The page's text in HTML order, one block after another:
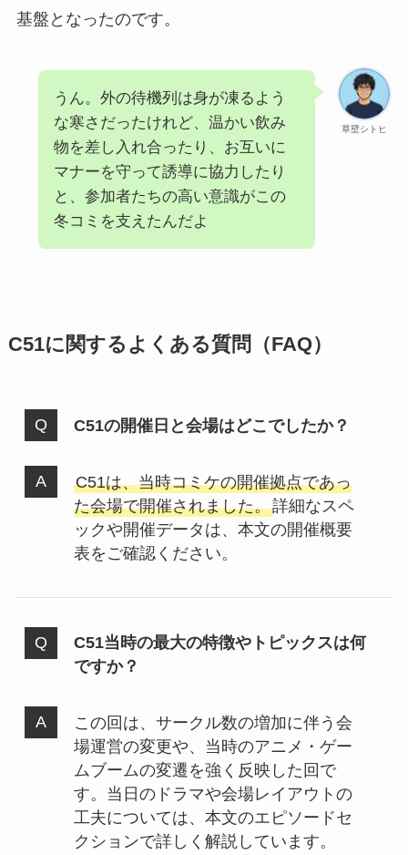
基盤となったのです。
草壁シトヒ
うん。外の待機列は身が凍るよう
な寒さだったけれど、温かい飲み
物を差し入れ合ったり、お互いに
マナーを守って誘導に協力したり
と、参加者たちの高い意識がこの
冬コミを支えたんだよ
C51に関するよくある質問（FAQ）
C51の開催日と会場はどこでしたか？
C51は、当時コミケの開催拠点であっ
た会場で開催されました。詳細なスペ
ックや開催データは、本文の開催概要
表をご確認ください。
C51当時の最大の特徴やトピックスは何
ですか？
この回は、サークル数の増加に伴う会
場運営の変更や、当時のアニメ・ゲー
ムブームの変遷を強く反映した回で
す。当日のドラマや会場レイアウトの
工夫については、本文のエピソードセ
クションで詳しく解説しています。